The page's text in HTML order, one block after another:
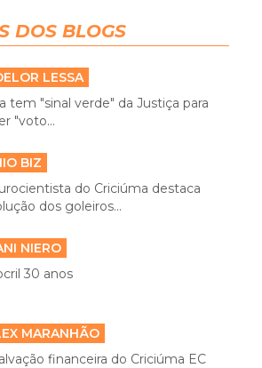
DOS BLOGS
LESSA
tem "sinal verde" da Justiça para
"voto...
BIZ
do Criciúma destaca
dos goleiros...
NIERO
30 anos
MARANHÃO
financeira do Criciúma EC